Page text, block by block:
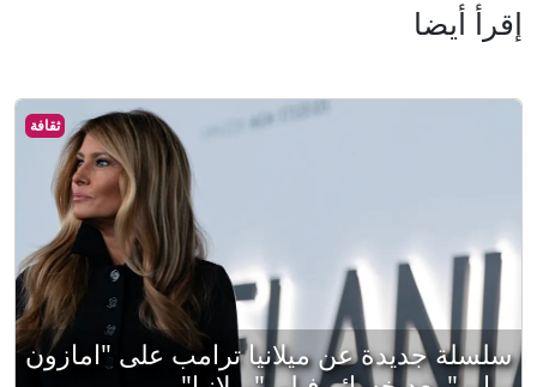
إقرأ أيضا
ثقافة
سلسلة جديدة عن ميلانيا ترامب على "امازون